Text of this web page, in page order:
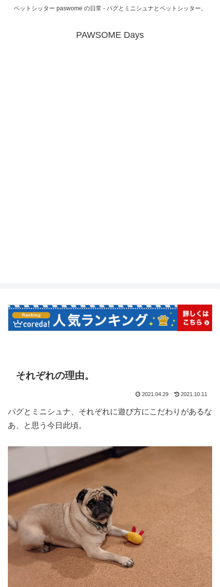
ペットシッター paswome の日常 - パグとミニシュナとペットシッター。
PAWSOME Days
それぞれの理由。
2021.04.29 2021.10.11
パグとミニシュナ、それぞれに遊び方にこだわりがあるな
あ、と思う今日此頃。